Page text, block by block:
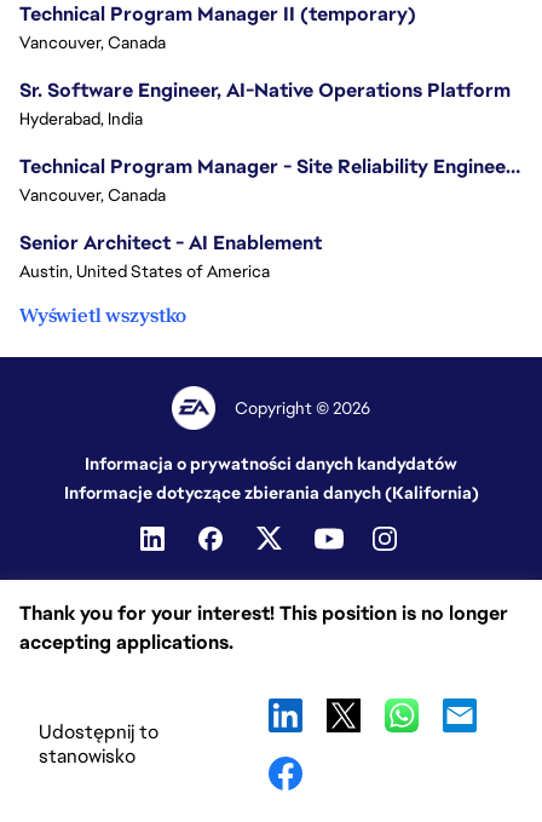
Thank you for your interest! This position is no longer
accepting applications.
Udostępnij to
stanowisko
Technical Program Manager II (temporary)
Vancouver, Canada
Sr. Software Engineer, AI-Native Operations Platform
Hyderabad, India
Technical Program Manager - Site Reliability Engineering (SRE)
Vancouver, Canada
Senior Architect - AI Enablement
Austin, United States of America
Wyświetl wszystko
Copyright © 2026
Informacja o prywatności danych kandydatów
Informacje dotyczące zbierania danych (Kalifornia)